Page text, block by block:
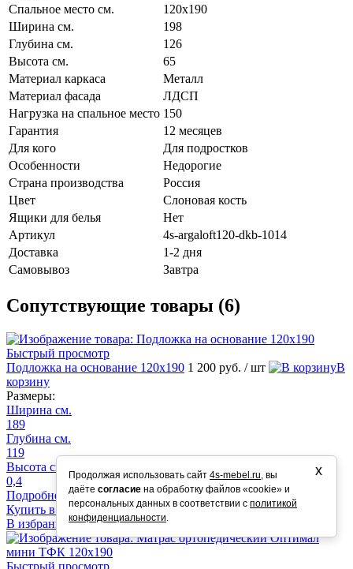
Спальное место см.
120х190
Ширина см.
198
Глубина см.
126
Высота см.
65
Материал каркаса
Металл
Материал фасада
ЛДСП
Нагрузка на спальное место 150
Гарантия
12 месяцев
Для кого
Для подростков
Особенности
Недорогие
Страна производства
Россия
Цвет
Слоновая кость
Ящики для белья
Нет
Артикул
4s-argaloft120-dkb-1014
Доставка
1-2 дня
Самовывоз
Завтра
Сопутствующие товары (6)
Быстрый просмотр
Подложка на основание 120х190 1 200 руб. / шт
В
корзину
Размеры:
Ширина см.
189
Глубина см.
119
Высота см.
0,4
Подробнее
Купить в 1 клик К сравнению
В избранное
В наличии
Продолжая использовать сайт 4s-mebel.ru, вы
даёте согласие на обработку файлов «cookie» и
персональных данных в соответствии с политикой
конфиденциальности.
х